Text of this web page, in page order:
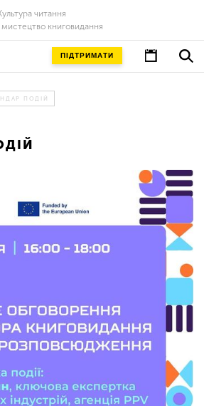
читання
мистецтво книговидання
ПІДТРИМАТИ
ПОДІЙ